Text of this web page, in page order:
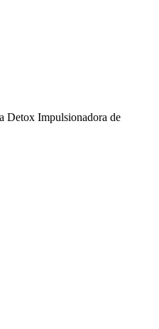
Detox Impulsionadora de